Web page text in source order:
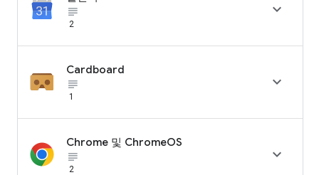
subject_black
2

Cardboard
subject_black
1

Chrome 및 ChromeOS
subject_black
2
